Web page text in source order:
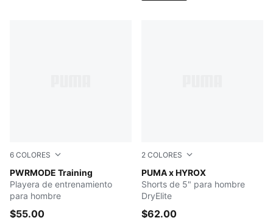
6 COLORES
PWRMODE Training
PUMA BLACK
Playera de entrenamiento
para hombre
$55.00
2 COLORES
PUMA x HYROX
PUMA BLACK
Shorts de 5" para hombre
DryElite
$62.00